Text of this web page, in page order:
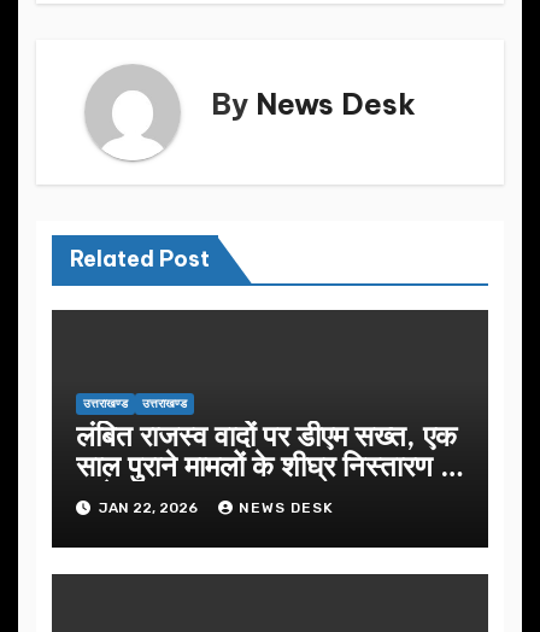
k
By News Desk
Related Post
उत्तराखण्ड उत्तराखण्ड
लंबित राजस्व वादों पर डीएम सख्त, एक
साल पुराने मामलों के शीघ्र निस्तारण के
आदेश…
JAN 22, 2026 NEWS DESK